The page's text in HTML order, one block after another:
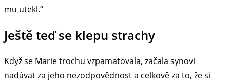
mu utekl.“
Ještě teď se klepu strachy
Když se Marie trochu vzpamatovala, začala synovi
nadávat za jeho nezodpovědnost a celkově za to, že si